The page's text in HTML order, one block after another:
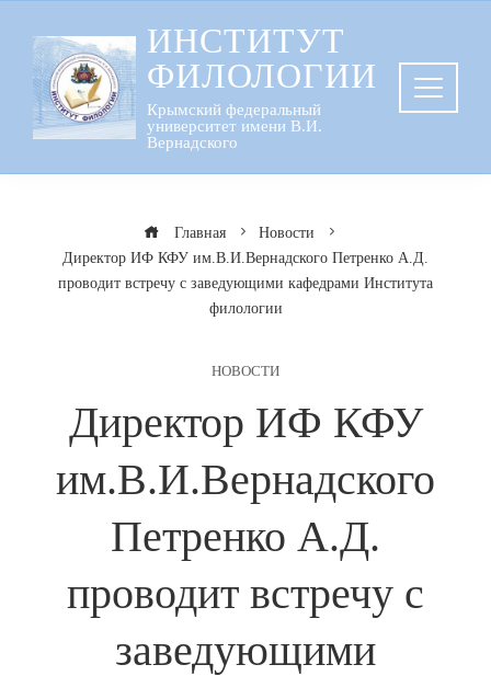
содержанию
ИНСТИТУТ
ФИЛОЛОГИИ
Крымский федеральный
университет имени В.И.
Вернадского
Главная
Новости
Директор ИФ КФУ им.В.И.Вернадского Петренко А.Д.
проводит встречу с заведующими кафедрами Института
филологии
НОВОСТИ
Директор ИФ КФУ
им.В.И.Вернадского
Петренко А.Д.
проводит встречу с
заведующими